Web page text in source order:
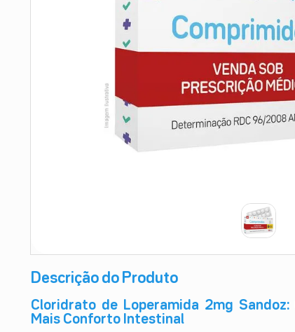
Descrição do Produto
Cloridrato de Loperamida 2mg
Mais Conforto Intestinal
10ºshampoo